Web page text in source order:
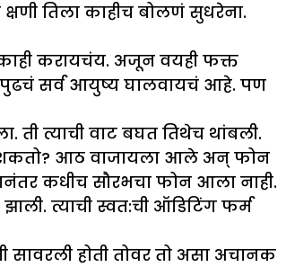
तिला काहीच बोलणं सुधरेना.
काही करायचंय. अजून वयही फक्त
पुढचं सर्व आयुष्य घालवायचं आहे. पण
ती त्याची वाट बघत तिथेच थांबली.
शकतो? आठ वाजायला आले अन् फोन
कधीच सौरभचा फोन आला नाही.
त्याची स्वत:ची ऑडिटिंग फर्म
होती तोवर तो असा अचानक